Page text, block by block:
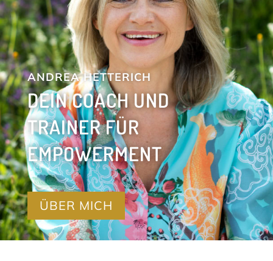
ANDREA HETTERICH
DEIN COACH UND
TRAINER FÜR
EMPOWERMENT
ÜBER MICH